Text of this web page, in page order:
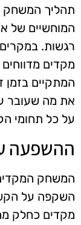
תהליך המשחק
המוחשיים של
רגשות.
מקדים
המתקיים
את מה שעובר
על כל תחומי
ההשפעה
המשחק
השקפה על
מקדים כחלק